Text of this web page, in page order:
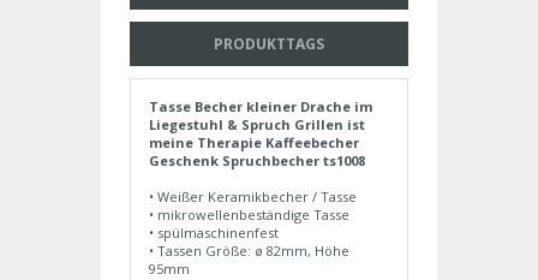
PRODUKTTAGS
Tasse Becher kleiner Drache im
Liegestuhl & Spruch Grillen ist
meine Therapie Kaffeebecher
Geschenk Spruchbecher ts1008
• Weißer Keramikbecher / Tasse
• mikrowellenbeständige Tasse
• spülmaschinenfest
• Tassen Größe: ø 82mm, Höhe
95mm